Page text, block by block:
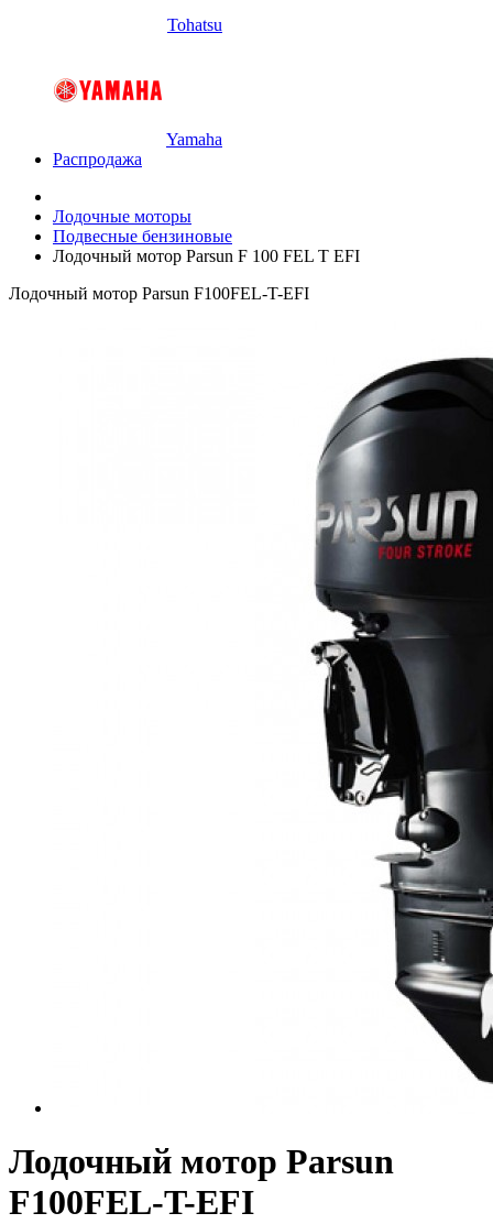
Tohatsu
Yamaha
Распродажа
Лодочные моторы
Подвесные бензиновые
Лодочный мотор Parsun F 100 FEL T EFI
Лодочный мотор Parsun F100FEL-T-EFI
Лодочный мотор Parsun
F100FEL-T-EFI